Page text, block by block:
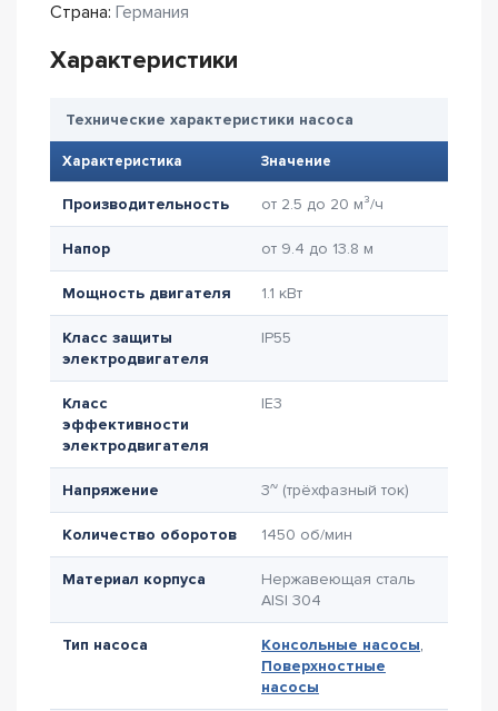
Страна: Германия
Характеристики
Технические характеристики насоса
Характеристика Значение
Производительность от 2.5 до 20 м³/ч
Напор от 9.4 до 13.8 м
Мощность двигателя 1.1 кВт
Класс защиты
электродвигателя
IP55
Класс
эффективности
электродвигателя
IE3
Напряжение 3~ (трёхфазный ток)
Количество оборотов 1450 об/мин
Материал корпуса
Нержавеющая сталь
AISI 304
Тип насоса Консольные насосы,
Поверхностные
насосы